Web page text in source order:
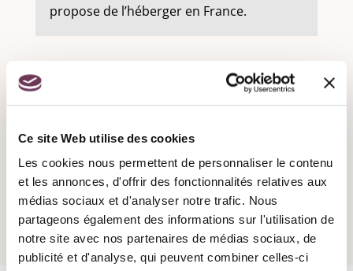
Ce site Web utilise des cookies
Les cookies nous permettent de personnaliser le contenu
et les annonces, d'offrir des fonctionnalités relatives aux
médias sociaux et d'analyser notre trafic. Nous
partageons également des informations sur l'utilisation de
notre site avec nos partenaires de médias sociaux, de
publicité et d'analyse, qui peuvent combiner celles-ci
propose de l’héberger en France.
Recensement militaire :
Attestation d'accueil :